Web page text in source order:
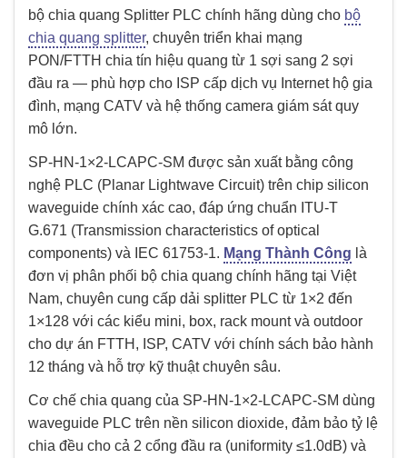
bộ chia quang Splitter PLC chính hãng dùng cho bộ
chia quang splitter, chuyên triển khai mạng
PON/FTTH chia tín hiệu quang từ 1 sợi sang 2 sợi
đầu ra — phù hợp cho ISP cấp dịch vụ Internet hộ gia
đình, mạng CATV và hệ thống camera giám sát quy
mô lớn.
SP-HN-1×2-LCAPC-SM được sản xuất bằng công
nghệ PLC (Planar Lightwave Circuit) trên chip silicon
waveguide chính xác cao, đáp ứng chuẩn ITU-T
G.671 (Transmission characteristics of optical
components) và IEC 61753-1. Mạng Thành Công là
đơn vị phân phối bộ chia quang chính hãng tại Việt
Nam, chuyên cung cấp dải splitter PLC từ 1×2 đến
1×128 với các kiểu mini, box, rack mount và outdoor
cho dự án FTTH, ISP, CATV với chính sách bảo hành
12 tháng và hỗ trợ kỹ thuật chuyên sâu.
Cơ chế chia quang của SP-HN-1×2-LCAPC-SM dùng
waveguide PLC trên nền silicon dioxide, đảm bảo tỷ lệ
chia đều cho cả 2 cổng đầu ra (uniformity ≤1.0dB) và